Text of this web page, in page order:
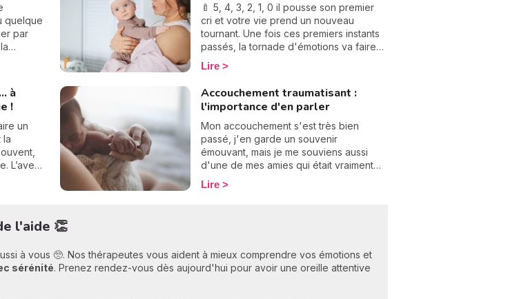
pas être en souffrance dans cette
société qui a fait de ce sujet, un grand
tabou ? Certaines femmes ont
commencé à libérer la parole et il est
ne plus taire quelque chose qui peut
quelque
par
est
et le
toutes
🍼 5, 4, 3, 2, 1, 0 il pousse son premier
cri et votre vie prend un nouveau
tournant. Une fois ces premiers instants
passés, la tornade d'émotions va faire
son apparition, mais tout va bien se
passer, surtout, si vous avez ces 10
heureux et serein. Parole de maman !
Lire
à
!
un
la
L’avenir
les
livre
de
Accouchement traumatisant :
l'importance d'en parler
Mon accouchement s'est très bien
passé, j'en garde un souvenir
émouvant, mais je me souviens aussi
d'une de mes amies qui était vraiment
désolée de ne pas pouvoir venir
rencontrer mon bébé à la maternité. Son
auparavant. Je me souviens qu'elle
m'avait appelée depuis le parking, des
Lire
l'aide 👏
à vous 🥺. Nos thérapeutes vous aident à mieux comprendre vos émotions et
sérénité. Prenez rendez-vous dès aujourd'hui pour avoir une oreille attentive